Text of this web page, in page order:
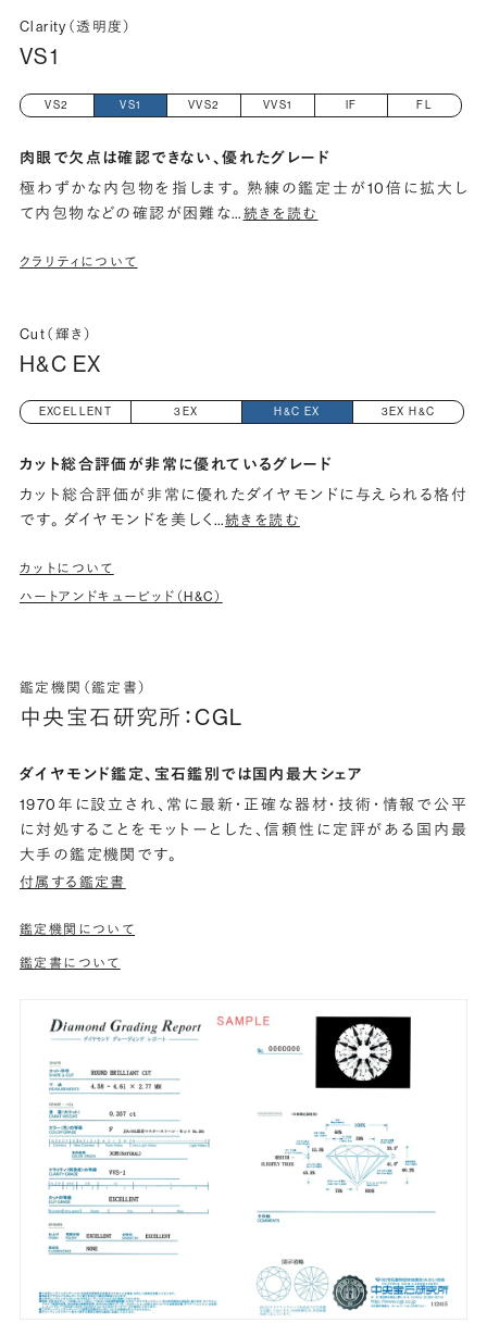
Clarity（透明度）
VS1
VS2 VS1 VVS2 VVS1 IF FL
肉眼で欠点は確認できない、優れたグレード
極わずかな内包物を指します。 熟練の鑑定士が10倍に拡大し
て内包物などの確認が困難な…続きを読む
クラリティについて
Cut（輝き）
H&C EX
EXCELLENT 3EX H&C EX 3EX H&C
カット総合評価が非常に優れているグレード
カット総合評価が非常に優れたダイヤモンドに与えられる格付
です。 ダイヤモンドを美しく…続きを読む
カットについて
ハートアンドキューピッド（H&C）
鑑定機関（鑑定書）
中央宝石研究所：CGL
ダイヤモンド鑑定、宝石鑑別では国内最大シェア
1970年に設立され、常に最新・正確な器材・技術・情報で公平
に対処することをモットーとした、信頼性に定評がある国内最
大手の鑑定機関です。
付属する鑑定書
鑑定機関について
鑑定書について